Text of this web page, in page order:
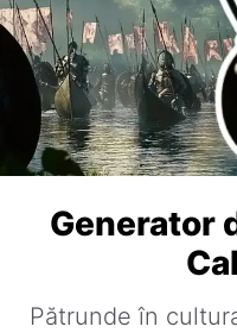
Generator
Pătrunde în